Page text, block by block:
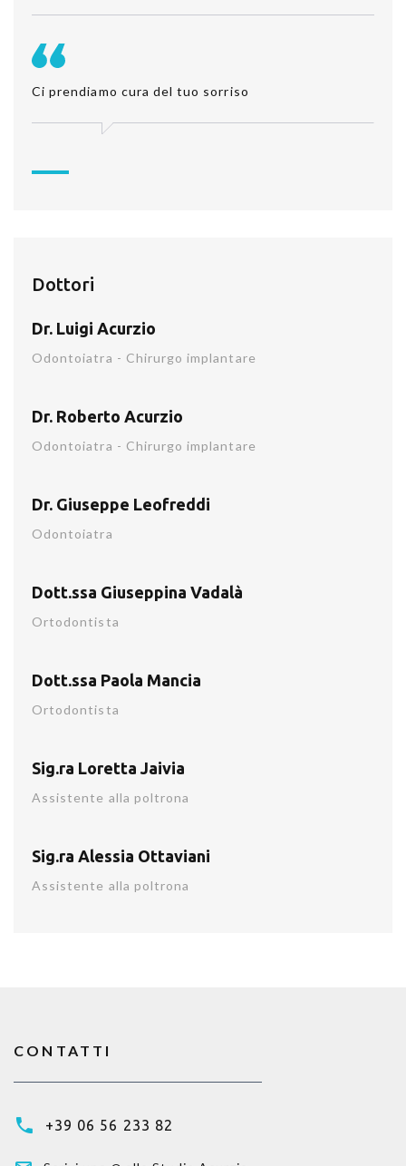
Ci prendiamo cura del tuo sorriso
Dottori
Dr. Luigi Acurzio
Odontoiatra - Chirurgo implantare
Dr. Roberto Acurzio
Odontoiatra - Chirurgo implantare
Dr. Giuseppe Leofreddi
Odontoiatra
Dott.ssa Giuseppina Vadalà
Ortodontista
Dott.ssa Paola Mancia
Ortodontista
Sig.ra Loretta Jaivia
Assistente alla poltrona
Sig.ra Alessia Ottaviani
Assistente alla poltrona
CONTATTI
+39 06 56 233 82